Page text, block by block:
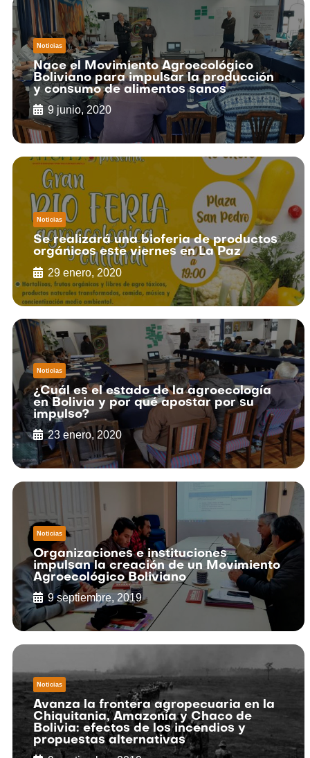
Noticias
Nace el Movimiento Agroecológico
Boliviano para impulsar la producción
y consumo de alimentos sanos
9 junio, 2020
Noticias
Se realizará una bioferia de productos
orgánicos este viernes en La Paz
29 enero, 2020
Noticias
¿Cuál es el estado de la agroecología
en Bolivia y por qué apostar por su
impulso?
23 enero, 2020
Noticias
Organizaciones e instituciones
impulsan la creación de un Movimiento
Agroecológico Boliviano
9 septiembre, 2019
Noticias
Avanza la frontera agropecuaria en la
Chiquitania, Amazonía y Chaco de
Bolivia: efectos de los incendios y
propuestas alternativas